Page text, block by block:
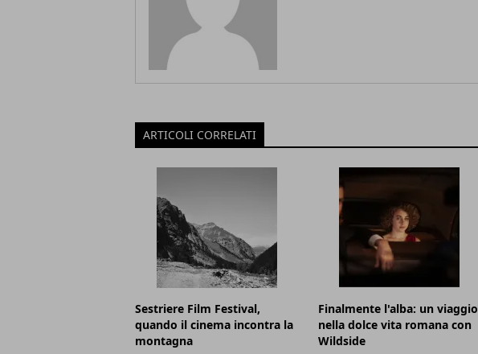
ARTICOLI CORRELATI
Sestriere Film Festival,
quando il cinema incontra la
montagna
Finalmente l'alba: un viaggio
nella dolce vita romana con
Wildside